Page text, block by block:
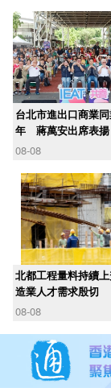
台北市進出口商業
年 蔣萬安出席表揚
08-08
北都工程量料持續
造業人才需求殷切
08-08